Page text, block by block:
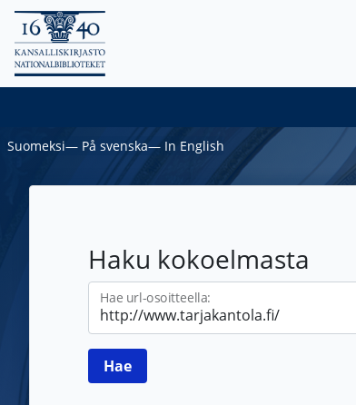
Suomeksi― På svenska― In English
Haku kokoelmasta
Hae url-osoitteella: